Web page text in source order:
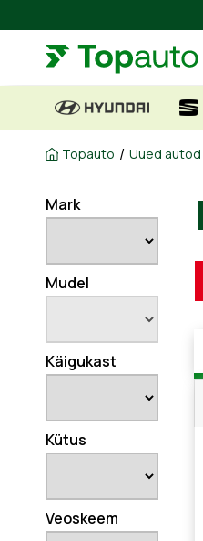
Topauto / Uued autod
Mark
Mudel
Käigukast
Kütus
Veoskeem